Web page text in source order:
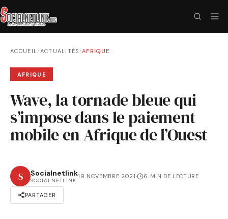
ACCUEIL/ACTUALITÉS /AFRIQUE
AFRIQUE
Wave, la tornade bleue qui
s’impose dans le paiement
mobile en Afrique de l’Ouest
S Socialnetlink
SOCIALNETLINK
19 NOVEMBRE 2021· 6 MIN DE LECTURE
PARTAGER